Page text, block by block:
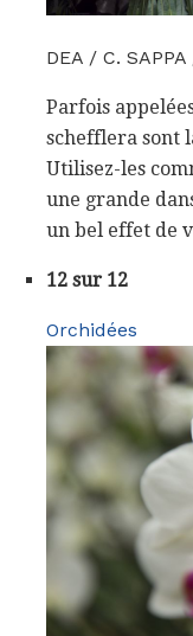
DEA / C.
Parfois
schefflera sont
Utilisez-les
une grande
un bel effet de
12 sur 12
Orchidées